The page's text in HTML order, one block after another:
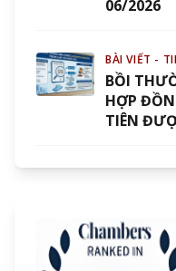
06/2026
BÀI VIẾT -
BỒI
HỢP
TIÊN